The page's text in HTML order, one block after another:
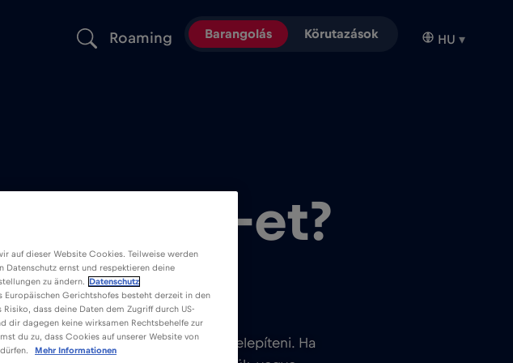
Roaming Barangolás Körutazások HU ▾
eSIM-et?
előfordulhat, hogy nem lehet újra telepíteni. Ha
auf dieser Website Cookies. Teilweise werden
Datenschutz ernst und respektieren deine
zu ändern.
Datenschutz
Europäischen Gerichtshofes besteht derzeit in den
Risiko, dass deine Daten dem Zugriff durch US-
dir dagegen keine wirksamen Rechtsbehelfe zur
du zu, dass Cookies auf unserer Website von
Mehr Informationen